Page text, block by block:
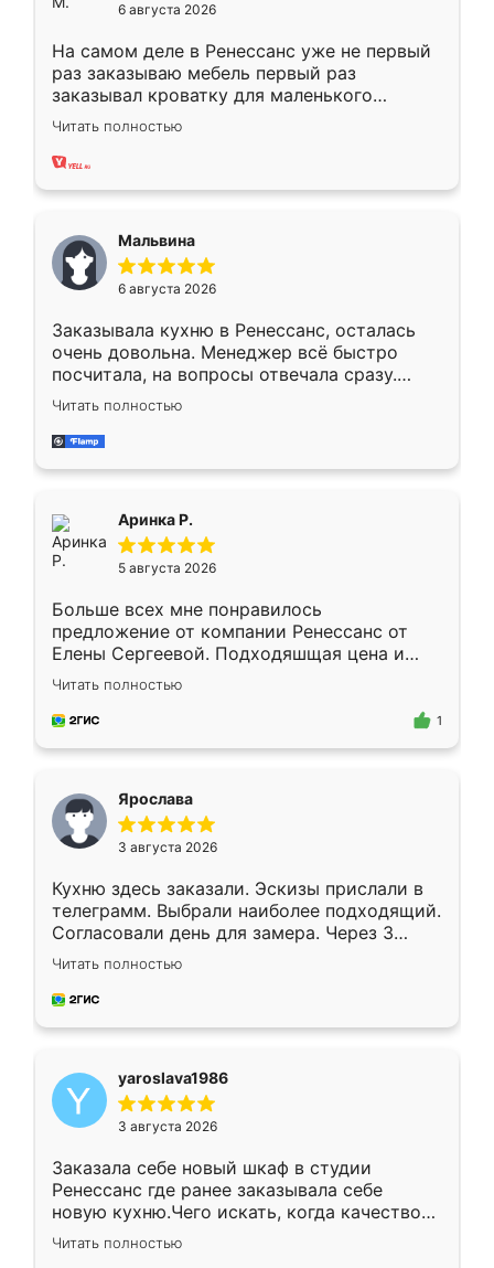
6 августа 2026
На самом деле в Ренессанс уже не первый
раз заказываю мебель первый раз
заказывал кроватку для маленького
ребёнка при его рождении ,во второй раз
заказал шкаф-купе. По качеству очень
хорошее сборка достаточно быстрая,
меньше, здесь же он более разнообразный.
Мне нравится ,если что-то потребуется из
мебели буду заказывать только здесь.
Читать полностью
Мальвина
6 августа 2026
Заказывала кухню в Ренессанс, осталась
очень довольна. Менеджер всё быстро
посчитала, на вопросы отвечала сразу.
Замерщик приехал в субботу, подошёл к
делу со всей ответственностью. Собрали
за день, ребята работали аккуратно, даже
Читать полностью
Аринка Р.
5 августа 2026
Больше всех мне понравилось
предложение от компании Ренессанс от
Елены Сергеевой. Подходяшщая цена и
короткие сроки изготовления. Приехавший
для замера сотрудник Владислав
предложил по моему эскизу самый
Читать полностью
1
Ярослава
3 августа 2026
Кухню здесь заказали. Эскизы прислали в
телеграмм. Выбрали наиболее подходящий.
Согласовали день для замера. Через 3
недели кухня была уже готова. Остались
довольны работой. Спасибо Ренессанс
мебель за качественную работу!
Читать полностью
yaroslava1986
3 августа 2026
Заказала себе новый шкаф в студии
Ренессанс где ранее заказывала себе
новую кухню.Чего искать, когда качеством
вполне довольна. Служит кухня уже почти
два года, нареканий нет.
Читать полностью